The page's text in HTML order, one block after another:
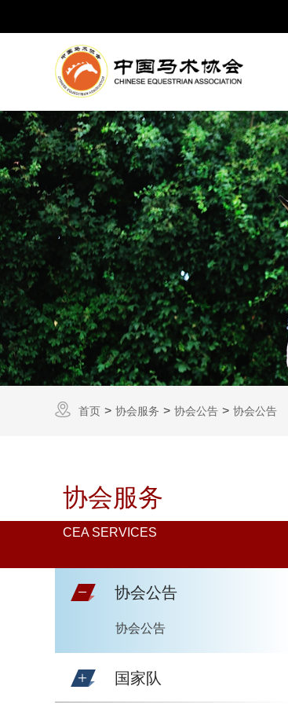
首页 协会服务 协会公告 协会公告
协会服务
CEA SERVICES
协会公告
协会公告
国家队